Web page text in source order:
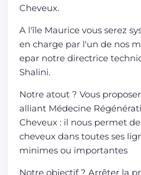
Cheveux.
A l'île Maurice vous serez
en charge par l'un de nos
epar notre directrice
Shalini.
Notre atout ? Vous
alliant Médecine
Cheveux : il nous permet
cheveux dans toutes ses
minimes ou importantes
Notre objectif ? Arrêter la